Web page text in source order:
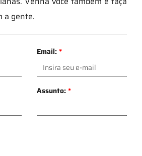
a gente.
Email:*
Assunto:*